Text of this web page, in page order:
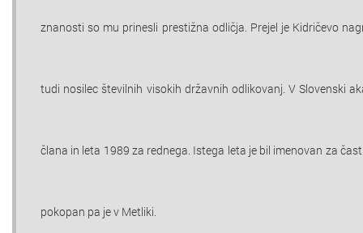
znanosti so mu prinesli prestižna odličja. Prejel je Kidričevo
tudi nosilec številnih visokih državnih odlikovanj. V Slovenski
člana in leta 1989 za rednega. Istega leta je bil imenovan za
pokopan pa je v Metliki.